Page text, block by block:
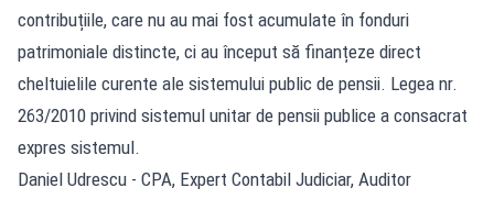
contribuțiile, care nu au mai fost acumulate în fonduri
patrimoniale distincte, ci au început să finanțeze direct
cheltuielile curente ale sistemului public de pensii. Legea nr.
263/2010 privind sistemul unitar de pensii publice a consacrat
expres sistemul.
Daniel Udrescu - CPA, Expert Contabil Judiciar, Auditor